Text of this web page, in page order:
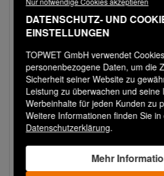
DATENSCHUTZ- UND
EINSTELLUNGEN
TOPWET GmbH verwendet
personenbezogene Daten, um die
Sicherheit seiner Website zu
Leistung zu überwachen und seine
Werbeinhalte für jeden Kunden zu
Weitere Informationen finden Sie in
Datenschutzerklärung.
Mehr
− +